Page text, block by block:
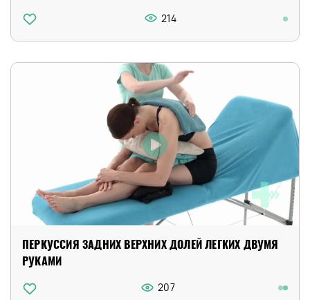
214
ПЕРКУССИЯ ЗАДНИХ ВЕРХНИХ ДОЛЕЙ ЛЕГКИХ ДВУМЯ
РУКАМИ
207